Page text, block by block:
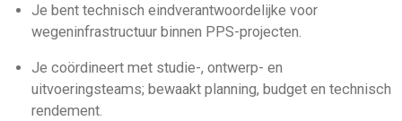
Je bent technisch eindverantwoordelijke voor
wegeninfrastructuur binnen PPS-projecten.
Je coördineert met studie-, ontwerp- en
uitvoeringsteams; bewaakt planning, budget en technisch
rendement.